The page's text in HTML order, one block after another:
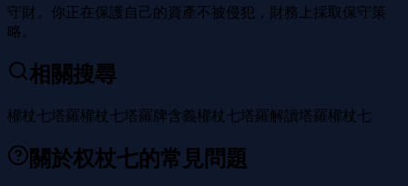
守財。你正在保護自己的資產不被侵犯，財務上採取保守策
略。
相關搜尋
權杖七塔羅權杖七塔羅牌含義權杖七塔羅解讀塔羅權杖七
關於权杖七的常見問題